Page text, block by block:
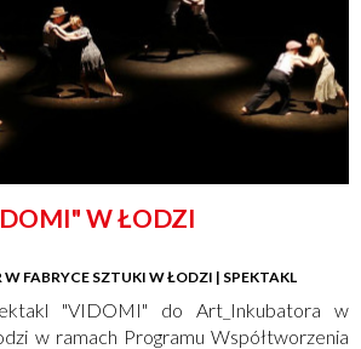
W ŁODZI
FABRYCE SZTUKI W ŁODZI | SPEKTAKL
"VIDOMI" do Art_Inkubatora w
w ramach Programu Współtworzenia